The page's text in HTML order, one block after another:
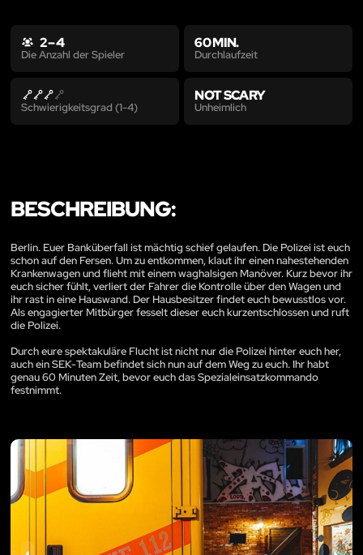
2 – 4
Die Anzahl der Spieler
60 MIN.
Durchlaufzeit
Schwierigkeitsgrad (1-4)
NOT SCARY
Unheimlich
BESCHREIBUNG:
Berlin. Euer Banküberfall ist mächtig schief gelaufen. Die Polizei ist euch
schon auf den Fersen. Um zu entkommen, klaut ihr einen nahestehenden
Krankenwagen und flieht mit einem waghalsigen Manöver. Kurz bevor ihr
euch sicher fühlt, verliert der Fahrer die Kontrolle über den Wagen und
ihr rast in eine Hauswand. Der Hausbesitzer findet euch bewusstlos vor.
Als engagierter Mitbürger fesselt dieser euch kurzentschlossen und ruft
die Polizei.
Durch eure spektakuläre Flucht ist nicht nur die Polizei hinter euch her,
auch ein SEK-Team befindet sich nun auf dem Weg zu euch. Ihr habt
genau 60 Minuten Zeit, bevor euch das Spezialeinsatzkommando
festnimmt.